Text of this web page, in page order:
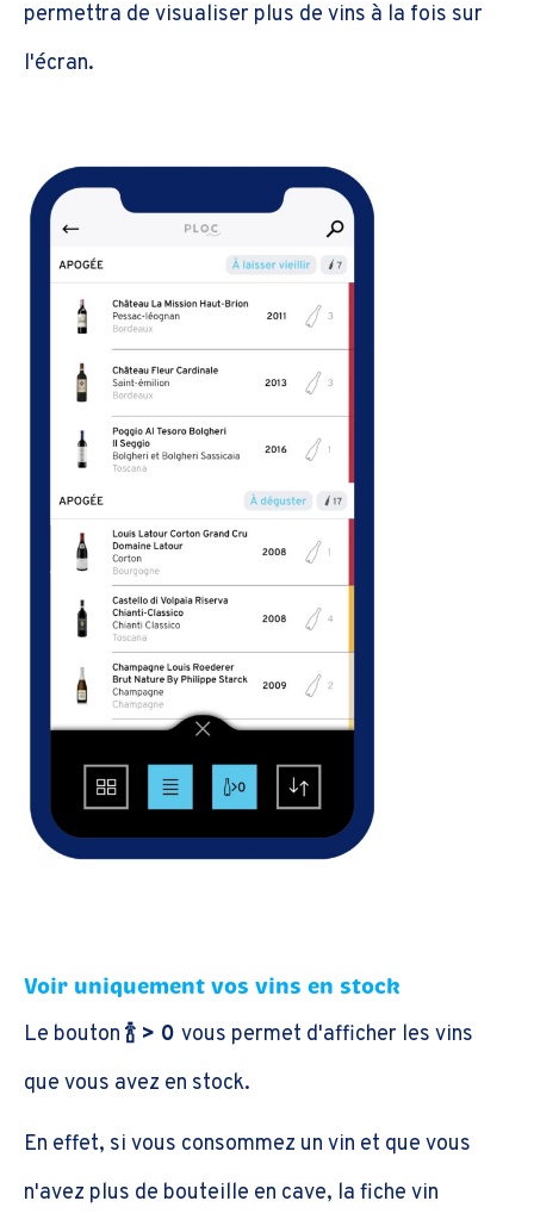
permettra de visualiser plus de vins à la fois sur
l'écran.
Voir uniquement vos vins en stock
Le bouton 🍾 > 0 vous permet d'afficher les vins
que vous avez en stock.
En effet, si vous consommez un vin et que vous
n'avez plus de bouteille en cave, la fiche vin